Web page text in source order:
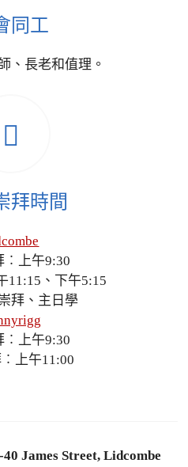
同工
、長老和值理。
拜時間
︰上午9:30
11:15、下午5:15
拜、主日學
︰上午9:30
上午11:00
James Street, Lidcombe